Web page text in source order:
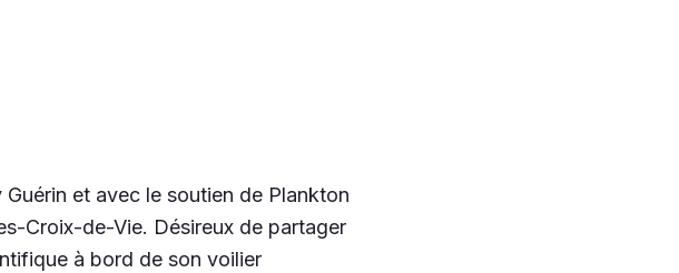
et avec le soutien de Plankton
Croix-de-Vie. Désireux de partager
à bord de son voilier